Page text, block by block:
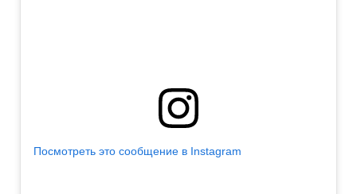
Посмотреть это сообщение в Instagram